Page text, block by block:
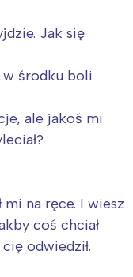
Jak się
w środku boli
ale jakoś mi
mi na ręce. I wiesz
coś chciał
odwiedził.